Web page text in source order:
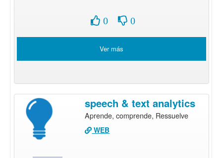
0 0
Ver más
speech & text analytics
Aprende, comprende, Ressuelve
WEB